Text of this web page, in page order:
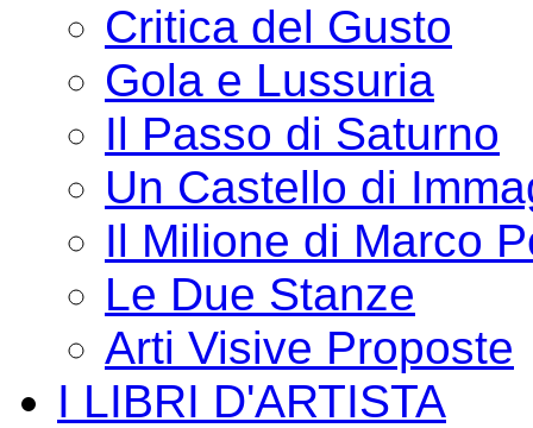
Critica del Gusto
Gola e Lussuria
Il Passo di Saturno
Un Castello di
Il Milione di Marco
Le Due Stanze
Arti Visive Proposte
I LIBRI D'ARTISTA